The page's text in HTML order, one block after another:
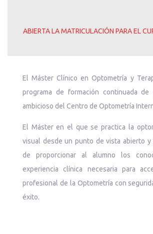
ABIERTA LA MATRICULACIÓN PARA EL
El Máster Clínico en Optometría y
programa de formación continuada de
ambicioso del Centro de Optometría
El Máster en el que se practica la
visual desde un punto de vista abierto y
de proporcionar al alumno los
experiencia clínica necesaria para
profesional de la Optometría con
éxito.